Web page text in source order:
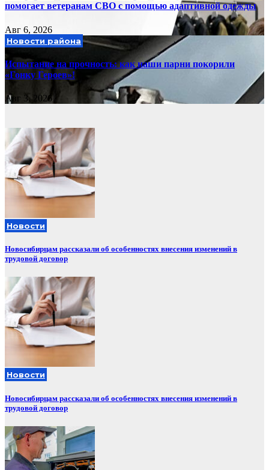
помогает ветеранам СВО с помощью адаптивной одежды
Авг 6, 2026
Новости района
Испытание на прочность: как наши парни покорили
«Гонку Героев»!
Авг 3, 2026
Новости
Новосибирцам рассказали об особенностях внесения изменений в
трудовой договор
Новости
Новосибирцам рассказали об особенностях внесения изменений в
трудовой договор